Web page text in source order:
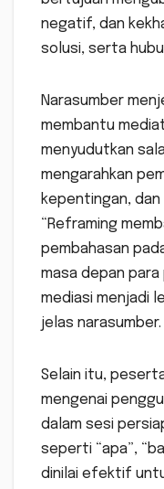
negatif, dan
solusi, serta
Narasumber
membantu
menyudutkan
mengarahkan
kepentingan, dan
“Reframing
pembahasan
masa depan
mediasi menjadi
jelas narasumber.
Selain itu,
mengenai
dalam sesi
seperti “apa”,
dinilai efektif